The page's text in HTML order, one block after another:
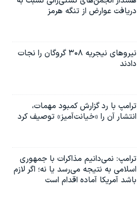
دریافت عوارض از تنگه هرمز
نیروهای نیجریه‌ ۳۰۸ گروگان را نجات
دادند
ترامپ با رد گزارش کمبود مهمات،
انتشار آن را «خیانت‌آمیز» توصیف کرد
ترامپ: نمی‌دانیم مذاکرات با جمهوری
اسلامی به نتیجه می‌رسد یا نه؛ اگر لازم
باشد آمریکا آماده اقدام است